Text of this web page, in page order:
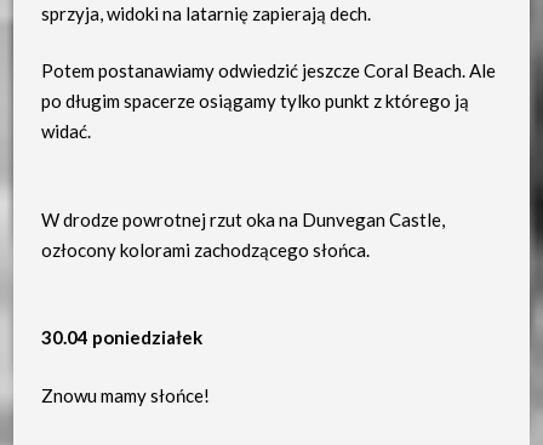
sprzyja, widoki na latarnię zapierają dech.
Potem postanawiamy odwiedzić jeszcze Coral Beach. Ale
po długim spacerze osiągamy tylko punkt z którego ją
widać.
W drodze powrotnej rzut oka na Dunvegan Castle,
ozłocony kolorami zachodzącego słońca.
30.04 poniedziałek
Znowu mamy słońce!